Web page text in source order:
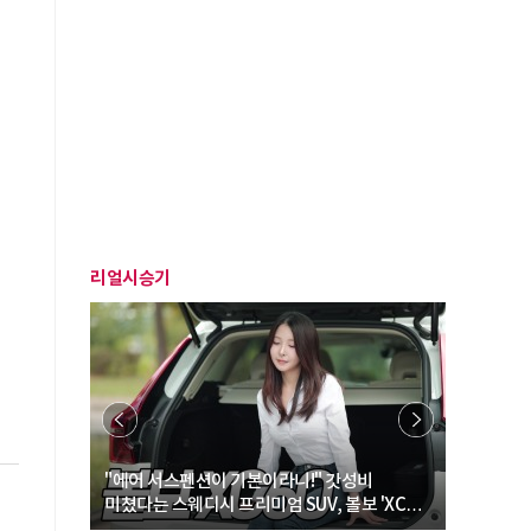
리얼시승기
"에어 서스펜션이 기본이라니!" 갓성비
미쳤다는 스웨디시 프리미엄 SUV, 볼보 'XC60